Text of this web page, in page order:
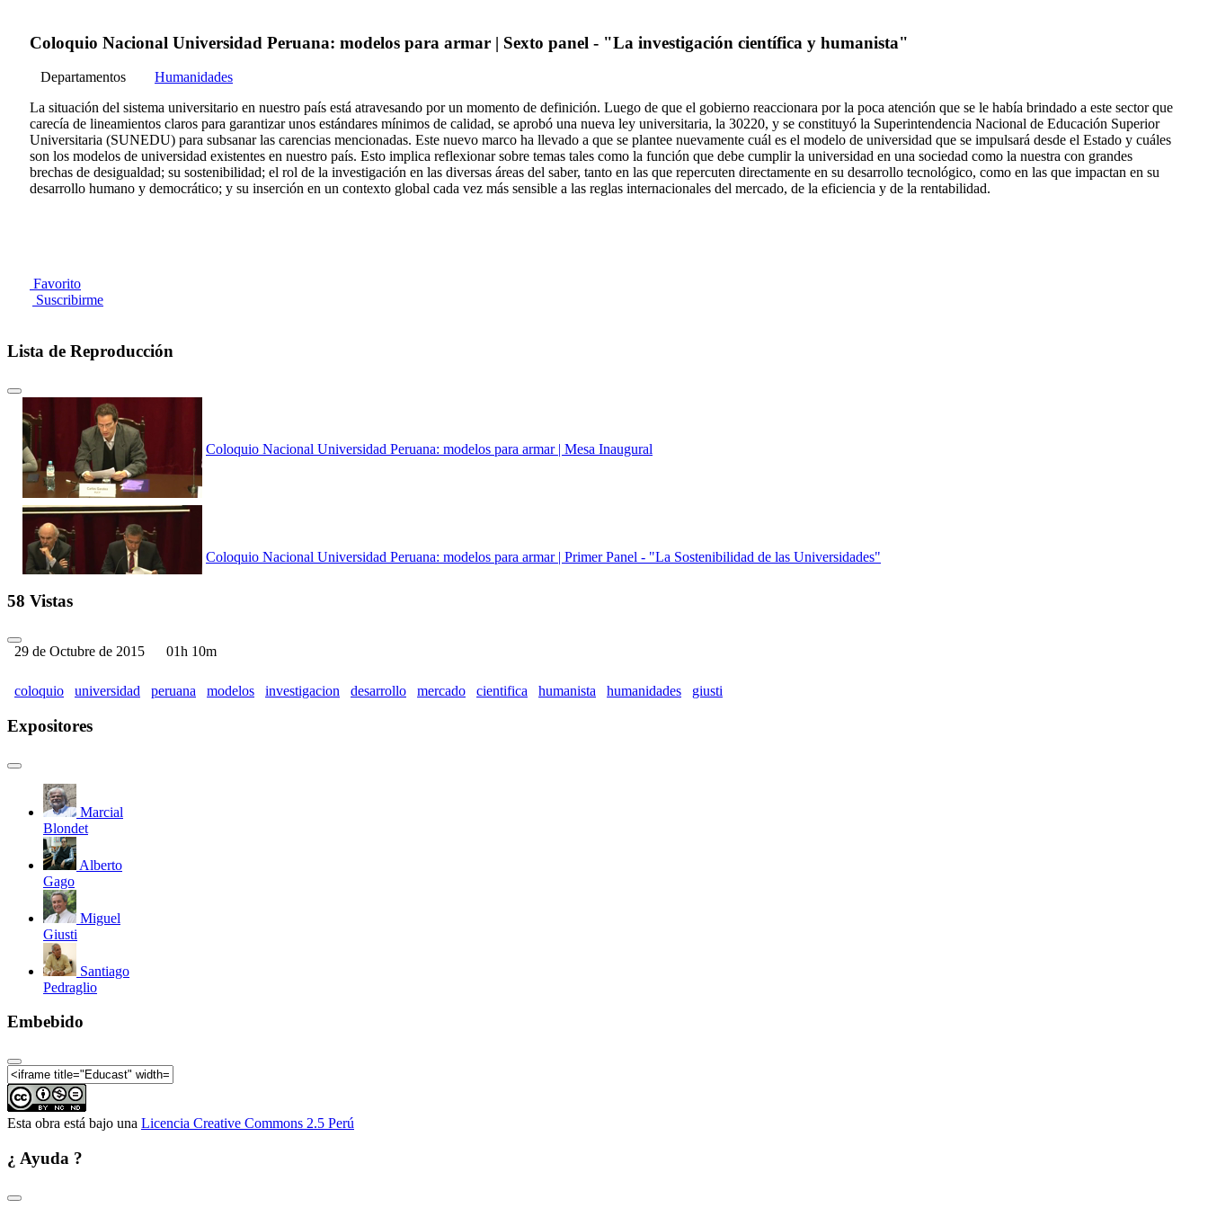
Coloquio Nacional Universidad Peruana: modelos para armar | Sexto panel - "La investigación científica y humanista"
Departamentos
Humanidades
La situación del sistema universitario en nuestro país está atravesando por un momento de definición. Luego de que el gobierno reaccionara por la poca atención que se le había brindado a este sector que
carecía de lineamientos claros para garantizar unos estándares mínimos de calidad, se aprobó una nueva ley universitaria, la 30220, y se constituyó la Superintendencia Nacional de Educación Superior
Universitaria (SUNEDU) para subsanar las carencias mencionadas. Este nuevo marco ha llevado a que se plantee nuevamente cuál es el modelo de universidad que se impulsará desde el Estado y cuáles
son los modelos de universidad existentes en nuestro país. Esto implica reflexionar sobre temas tales como la función que debe cumplir la universidad en una sociedad como la nuestra con grandes
brechas de desigualdad; su sostenibilidad; el rol de la investigación en las diversas áreas del saber, tanto en las que repercuten directamente en su desarrollo tecnológico, como en las que impactan en su
desarrollo humano y democrático; y su inserción en un contexto global cada vez más sensible a las reglas internacionales del mercado, de la eficiencia y de la rentabilidad.
Favorito
Suscribirme
Lista de Reproducción
Coloquio Nacional Universidad Peruana: modelos para armar | Mesa Inaugural
Coloquio Nacional Universidad Peruana: modelos para armar | Primer Panel - "La Sostenibilidad de las Universidades"
58 Vistas
29 de Octubre de 2015 01h 10m
coloquio universidad peruana modelos investigacion desarrollo mercado cientifica humanista humanidades giusti
Expositores
Marcial
Blondet
Alberto
Gago
Miguel
Giusti
Santiago
Pedraglio
Embebido
Esta obra está bajo una Licencia Creative Commons 2.5 Perú
¿ Ayuda ?